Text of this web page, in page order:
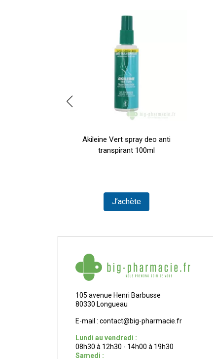
Akileine Vert spray deo anti
transpirant 100ml
J’achète
105 avenue Henri Barbusse
80330 Longueau
E-mail : contact@big-pharmacie.fr
Lundi au vendredi :
08h30 à 12h30 - 14h00 à 19h30
Samedi :